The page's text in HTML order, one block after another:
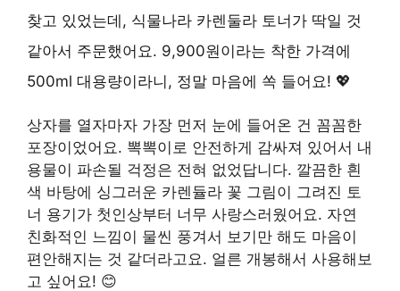
찾고 있었는데, 식물나라 카렌둘라 토너가 딱일 것
같아서 주문했어요. 9,900원이라는 착한 가격에
500ml 대용량이라니, 정말 마음에 쏙 들어요! 💖
상자를 열자마자 가장 먼저 눈에 들어온 건 꼼꼼한
포장이었어요. 뽁뽁이로 안전하게 감싸져 있어서 내
용물이 파손될 걱정은 전혀 없었답니다. 깔끔한 흰
색 바탕에 싱그러운 카렌듈라 꽃 그림이 그려진 토
너 용기가 첫인상부터 너무 사랑스러웠어요. 자연
친화적인 느낌이 물씬 풍겨서 보기만 해도 마음이
편안해지는 것 같더라고요. 얼른 개봉해서 사용해보
고 싶어요! 😊